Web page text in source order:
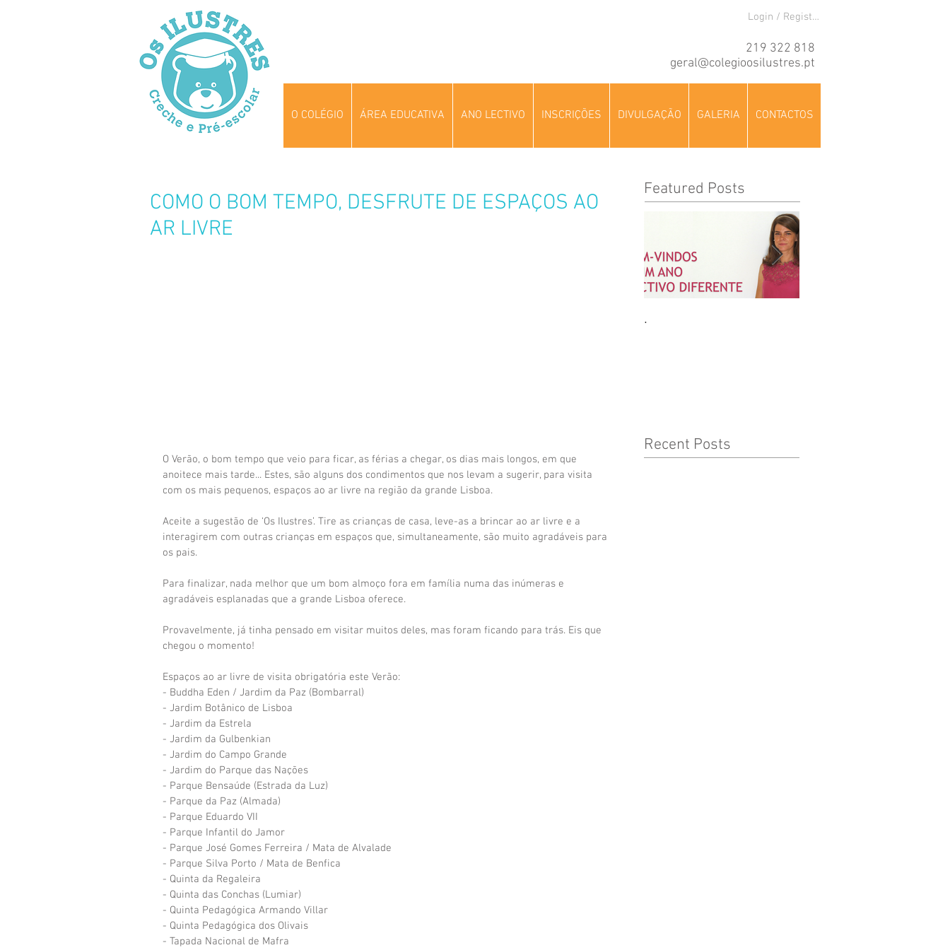
Login / Registre-se
219 322 818
geral@colegioosilustres.pt
O COLÉGIO ÁREA EDUCATIVA ANO LECTIVO INSCRIÇÕES DIVULGAÇÃO GALERIA CONTACTOS
COMO O BOM TEMPO, DESFRUTE DE ESPAÇOS AO
AR LIVRE
O Verão, o bom tempo que veio para ficar, as férias a chegar, os dias mais longos, em que
anoitece mais tarde... Estes, são alguns dos condimentos que nos levam a sugerir, para visita
com os mais pequenos, espaços ao ar livre na região da grande Lisboa.
Aceite a sugestão de ‘Os Ilustres’. Tire as crianças de casa, leve-as a brincar ao ar livre e a
interagirem com outras crianças em espaços que, simultaneamente, são muito agradáveis para
os pais.
Para finalizar, nada melhor que um bom almoço fora em família numa das inúmeras e
agradáveis esplanadas que a grande Lisboa oferece.
Provavelmente, já tinha pensado em visitar muitos deles, mas foram ficando para trás. Eis que
chegou o momento!
Espaços ao ar livre de visita obrigatória este Verão:
- Buddha Eden / Jardim da Paz (Bombarral)
- Jardim Botânico de Lisboa
- Jardim da Estrela
- Jardim da Gulbenkian
- Jardim do Campo Grande
- Jardim do Parque das Nações
- Parque Bensaúde (Estrada da Luz)
- Parque da Paz (Almada)
- Parque Eduardo VII
- Parque Infantil do Jamor
- Parque José Gomes Ferreira / Mata de Alvalade
- Parque Silva Porto / Mata de Benfica
- Quinta da Regaleira
- Quinta das Conchas (Lumiar)
- Quinta Pedagógica Armando Villar
- Quinta Pedagógica dos Olivais
- Tapada Nacional de Mafra
Featured Posts
.
Recent Posts